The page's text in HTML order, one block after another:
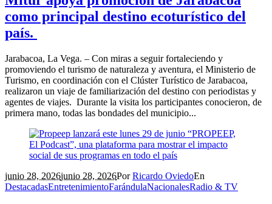
como principal destino ecoturístico del
país.
Jarabacoa, La Vega. – Con miras a seguir fortaleciendo y
promoviendo el turismo de naturaleza y aventura, el Ministerio de
Turismo, en coordinación con el Clúster Turístico de Jarabacoa,
realizaron un viaje de familiarización del destino con periodistas y
agentes de viajes. Durante la visita los participantes conocieron, de
primera mano, todas las bondades del municipio...
junio 28, 2026junio 28, 2026PorRicardo OviedoEn
DestacadasEntretenimientoFarándulaNacionalesRadio & TV